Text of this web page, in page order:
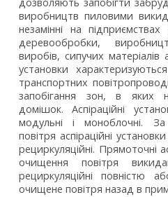
дозволяють запобігти
виробництв пиловими
незамінні на
деревообробки,
виробів, сипучих матеріалів
установки
транспортних
запобігання зон, в яких
домішок. Аспіраційні
модульні і моноблочні. За
повітря аспіраційні
рециркуляційні. Прямоточні
очищення повітря
рециркуляційні повністю
очищене повітря назад в